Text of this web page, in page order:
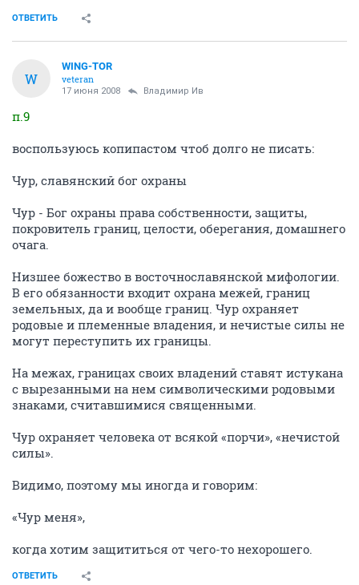
ОТВЕТИТЬ
W
WING-TOR
veteran
17 июня 2008 Владимир Ив
п.9
воспользуюсь копипастом чтоб долго не писать:
Чур, славянский бог охраны
Чур - Бог охраны права собственности, защиты,
покровитель границ, целости, оберегания, домашнего
очага.
Низшее божество в восточнославянской мифологии.
В его обязанности входит охрана межей, границ
земельных, да и вообще границ. Чур охраняет
родовые и племенные владения, и нечистые силы не
могут переступить их границы.
На межах, границах своих владений ставят истукана
с вырезанными на нем символическими родовыми
знаками, считавшимися священными.
Чур охраняет человека от всякой «порчи», «нечистой
силы».
Видимо, поэтому мы иногда и говорим:
«Чур меня»,
когда хотим защититься от чего-то нехорошего.
ОТВЕТИТЬ